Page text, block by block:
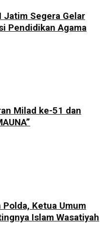
Jatim Segera Gelar
Pendidikan Agama
Milad ke-51 dan
Ketua Umum
Islam Wasatiyah